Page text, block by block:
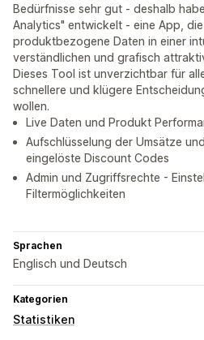
Bedürfnisse sehr gut - deshalb
Analytics" entwickelt - eine App,
produktbezogene Daten in einer
verständlichen und grafisch
Dieses Tool ist unverzichtbar für
schnellere und klügere
wollen.
Live Daten und Produkt
Aufschlüsselung der Umsätze
eingelöste Discount Codes
Admin und Zugriffsrechte -
Filtermöglichkeiten
Sprachen
Englisch und Deutsch
Kategorien
Statistiken